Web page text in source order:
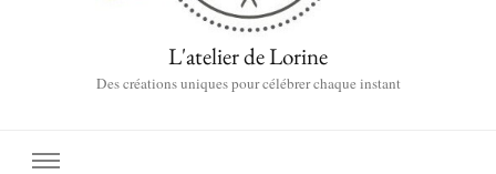
L'atelier de Lorine
Des créations uniques pour célébrer chaque instant